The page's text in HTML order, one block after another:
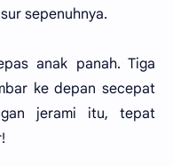
sepenuhnya.
anak panah. Tiga
ke depan secepat
jerami itu, tepat